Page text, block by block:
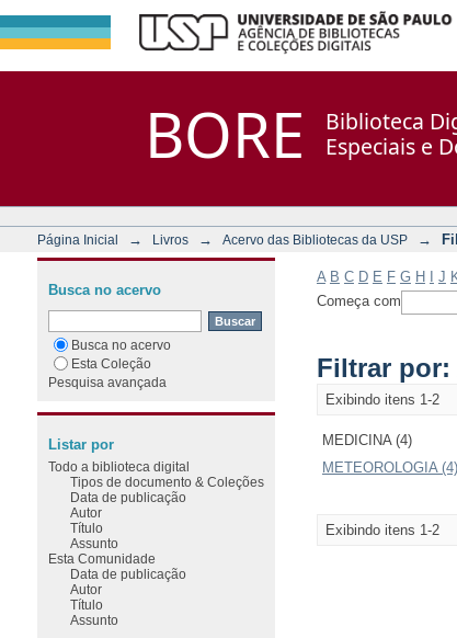
BORE
Biblioteca
Especiais e
Página Inicial → Livros → Acervo das Bibliotecas da USP →
A B C D E F G H J
Começa com
Filtrar por:
Exibindo itens 1-2
MEDICINA (4)
METEOROLOGIA (4)
Exibindo itens 1-2
Busca no acervo
Busca no acervo
Esta Coleção
Pesquisa avançada
Listar por
Todo a biblioteca digital
Tipos de documento & Coleções
Data de publicação
Autor
Título
Assunto
Esta Comunidade
Data de publicação
Autor
Título
Assunto